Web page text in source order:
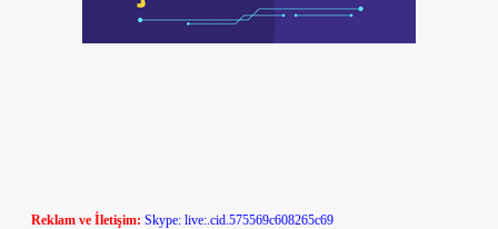
Reklam ve İletişim: Skype: live:.cid.575569c608265c69